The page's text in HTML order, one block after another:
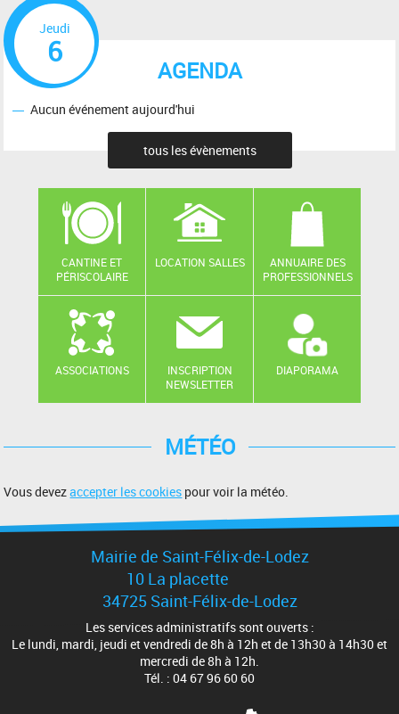
AGENDA
Jeudi
6
Aucun événement aujourd'hui
tous les évènements
CANTINE ET
PÉRISCOLAIRE
LOCATION SALLES
ANNUAIRE DES
PROFESSIONNELS
ASSOCIATIONS
INSCRIPTION
NEWSLETTER
DIAPORAMA
MÉTÉO
Vous devezaccepter les cookies pour voir la météo.
Mairie de Saint-Félix-de-Lodez
10 La placette
34725 Saint-Félix-de-Lodez
Les services administratifs sont ouverts :
Le lundi, mardi, jeudi et vendredi de 8h à 12h et de 13h30 à 14h30 et
mercredi de 8h à 12h.
Tél. : 04 67 96 60 60